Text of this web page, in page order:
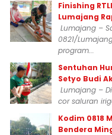
Finishing
Lumajang
Lumajang –
0821/
program...
Sentuhan
Setyo Budi
Lumajang –
cor saluran
Kodim 0818
Bendera